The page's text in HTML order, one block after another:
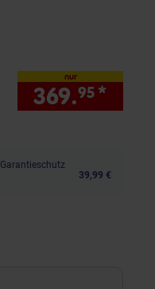
nur
369.95 *
39,99 €
anwenden